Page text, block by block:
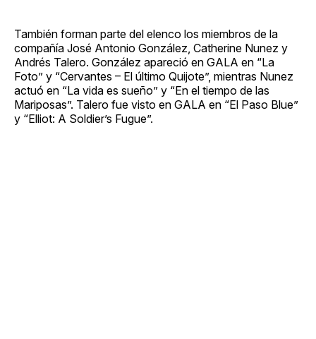
También forman parte del elenco los miembros de la
compañía José Antonio González, Catherine Nunez y
Andrés Talero. González apareció en GALA en “La
Foto” y “Cervantes – El último Quijote”, mientras Nunez
actuó en “La vida es sueño” y “En el tiempo de las
Mariposas”. Talero fue visto en GALA en “El Paso Blue”
y “Elliot: A Soldier’s Fugue”.